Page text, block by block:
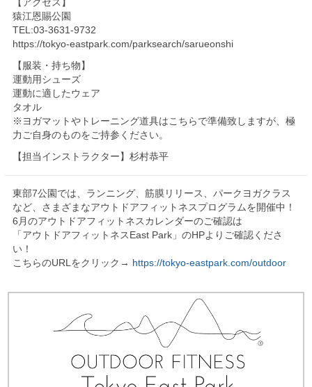
【アクセス】
猿江恩賜公園
TEL:03-3631-9732
https://tokyo-eastpark.com/parksearch/sarueonshi
【服装・持ち物】
運動用シューズ
運動に適したウェア
タオル
※ヨガマットやトレーニング道具はこちらで準備致しますが、極
力ご自身のものをご持参ください。
【担当インストラクター】杉村恭平
東部7公園では、ランニング、筋膜リリース、パークヨガクラス
など、さまざまなアウトドアフィットネスプログラムを開催中！
6月のアウトドアフィットネスカレンダーのご確認は
「アウトドアフィットネスEast Park」のHPよりご確認くださ
い！
こちらのURLをクリック→ https://tokyo-eastpark.com/outdoor